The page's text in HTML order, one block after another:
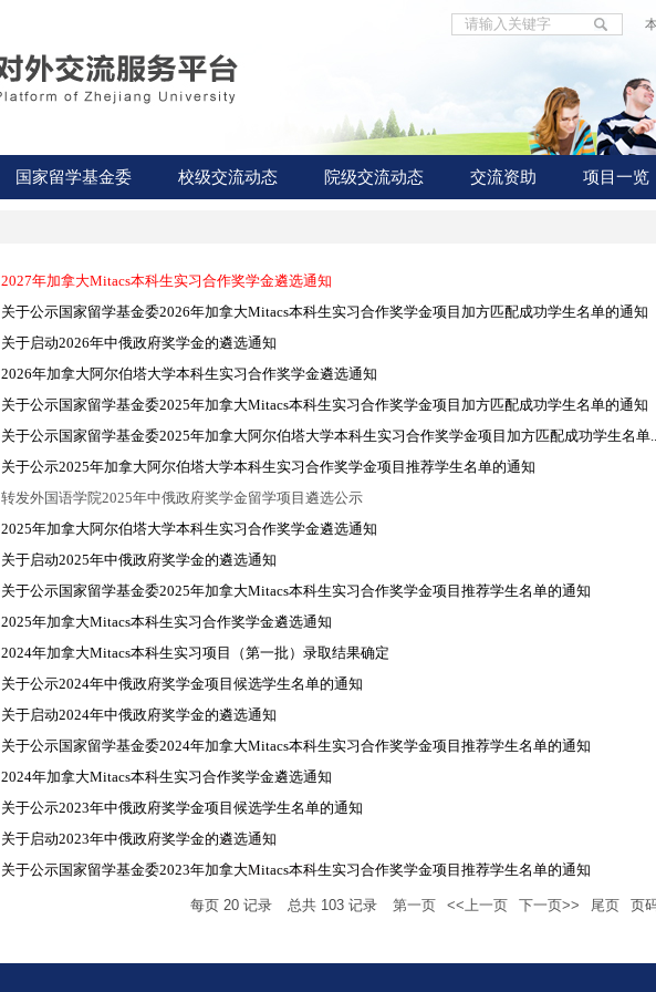
国家留学基金委 校级交流动态 院级交流动态 交流资助 项目一览
2027年加拿大Mitacs本科生实习合作奖学金遴选通知
关于公示国家留学基金委2026年加拿大Mitacs本科生实习合作奖学金项目加方匹配成功学生名单的通知
关于启动2026年中俄政府奖学金的遴选通知
2026年加拿大阿尔伯塔大学本科生实习合作奖学金遴选通知
关于公示国家留学基金委2025年加拿大Mitacs本科生实习合作奖学金项目加方匹配成功学生名单的通知
关于公示国家留学基金委2025年加拿大阿尔伯塔大学本科生实习合作奖学金项目加方匹配成功学生名单
关于公示2025年加拿大阿尔伯塔大学本科生实习合作奖学金项目推荐学生名单的通知
转发外国语学院2025年中俄政府奖学金留学项目遴选公示
2025年加拿大阿尔伯塔大学本科生实习合作奖学金遴选通知
关于启动2025年中俄政府奖学金的遴选通知
关于公示国家留学基金委2025年加拿大Mitacs本科生实习合作奖学金项目推荐学生名单的通知
2025年加拿大Mitacs本科生实习合作奖学金遴选通知
2024年加拿大Mitacs本科生实习项目（第一批）录取结果确定
关于公示2024年中俄政府奖学金项目候选学生名单的通知
关于启动2024年中俄政府奖学金的遴选通知
关于公示国家留学基金委2024年加拿大Mitacs本科生实习合作奖学金项目推荐学生名单的通知
2024年加拿大Mitacs本科生实习合作奖学金遴选通知
关于公示2023年中俄政府奖学金项目候选学生名单的通知
关于启动2023年中俄政府奖学金的遴选通知
关于公示国家留学基金委2023年加拿大Mitacs本科生实习合作奖学金项目推荐学生名单的通知
每页 20 记录 总共 103 记录 第一页 <<上一页 下一页>> 尾页 页